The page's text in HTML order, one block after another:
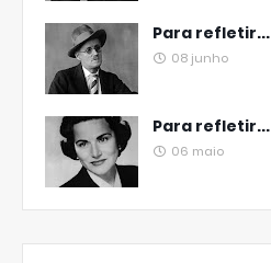
Para refletir...
08 junho
Para refletir...
06 maio